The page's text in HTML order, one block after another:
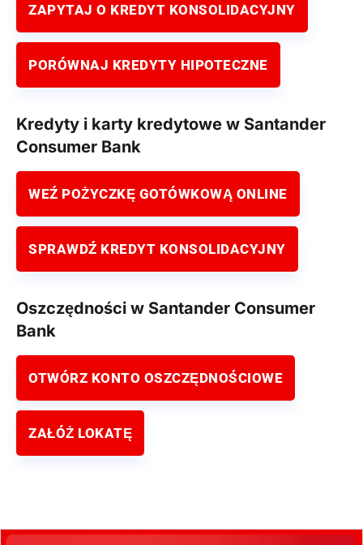
ZAPYTAJ O KREDYT KONSOLIDACYJNY
PORÓWNAJ KREDYTY HIPOTECZNE
Kredyty i karty kredytowe w Santander
Consumer Bank
WEŹ POŻYCZKĘ GOTÓWKOWĄ ONLINE
SPRAWDŹ KREDYT KONSOLIDACYJNY
Oszczędności w Santander Consumer
Bank
OTWÓRZ KONTO OSZCZĘDNOŚCIOWE
ZAŁÓŻ LOKATĘ